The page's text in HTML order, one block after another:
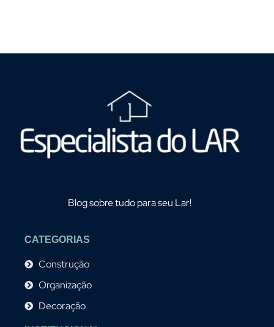
Blog sobre tudo para seu Lar!
CATEGORIAS
Construção
Organização
Decoração